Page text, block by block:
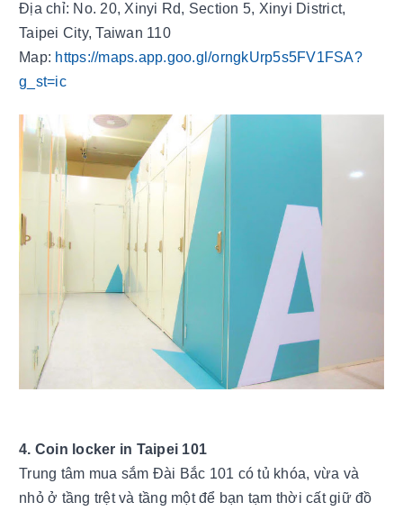
Địa chỉ: No. 20, Xinyi Rd, Section 5, Xinyi District,
Taipei City, Taiwan 110
Map: https://maps.app.goo.gl/orngkUrp5s5FV1FSA?
g_st=ic
4. Coin locker in Taipei 101
Trung tâm mua sắm Đài Bắc 101 có tủ khóa, vừa và
nhỏ ở tầng trệt và tầng một để bạn tạm thời cất giữ đồ